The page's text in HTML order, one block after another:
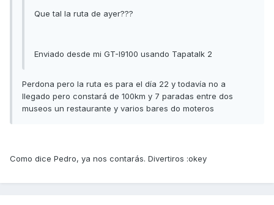
Que tal la ruta de ayer???
Enviado desde mi GT-I9100 usando Tapatalk 2
Perdona pero la ruta es para el día 22 y todavía no a
llegado pero constará de 100km y 7 paradas entre dos
museos un restaurante y varios bares do moteros
Como dice Pedro, ya nos contarás. Divertiros :okey